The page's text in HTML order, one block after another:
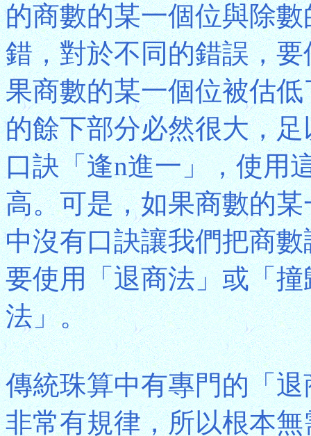
的商數的某一個位與除
錯，對於不同的錯誤，
果商數的某一個位被估
的餘下部分必然很大，
口訣「逢n進一」，使用
高。可是，如果商數的
中沒有口訣讓我們把商
要使用「退商法」或「
法」。
傳統珠算中有專門的「
非常有規律，所以根本